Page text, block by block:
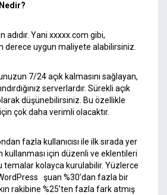
adıdır. Yani xxxxx.com gibi,
derece uygun maliyete alabilirsiniz.
7/24 açık kalmasını sağlayan,
serverlardır. Sürekli açık
düşünebilirsiniz. Bu özellikle
çok daha verimli olacaktır.
fazla kullanıcısı ile ilk sırada yer
kullanması için düzenli ve eklentileri
temalar kolayca kurulabilir. Yüzlerce
şuan %30’dan fazla bir
rakibine %25’ten fazla fark atmış